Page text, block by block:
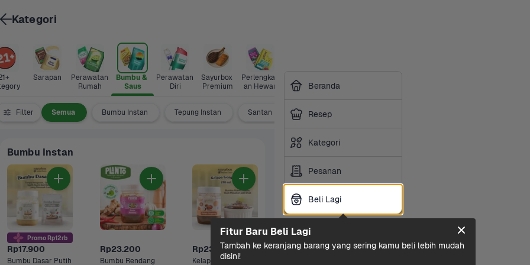
Sarapan
Perawatan
Rumah
Bumbu &
Saus
Perawatan
Diri
Sayurbox
Premium
Perlengkap
an Hewan
Masak
Filter Semua Bumbu Instan Tepung Instan Santan Saus & Marinasi
Bumbu Instan
Promo Rp12rb
Rp17.900
Bumbu Dasar Putih
Rp23.200
Bumbu Rendang
Rp23.700
Kelapa Gongseng
Beranda
Resep
Kategori
Pesanan
Beli Lagi
Kategori
Beli Lagi
Fitur Baru Beli Lagi
Tambah ke keranjang barang yang sering kamu beli lebih mudah
disini!